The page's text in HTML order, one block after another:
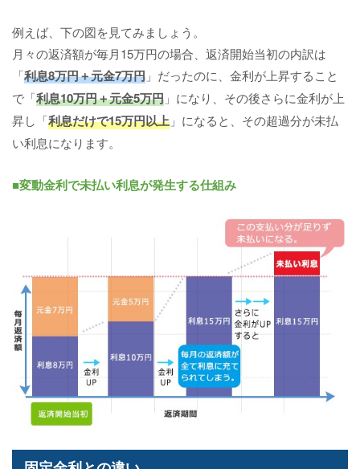
例えば、下の図を見てみましょう。
月々の返済額が毎月15万円の場合、返済開始当初の内訳は
「利息8万円＋元金7万円 」だったのに、金利が上昇すること
で「利息10万円＋元金5万円 」になり、その後さらに金利が上
昇し「利息だけで15万円以上 」になると、その超過分が未払
い利息になります。
■変動金利で未払い利息が発生する仕組み